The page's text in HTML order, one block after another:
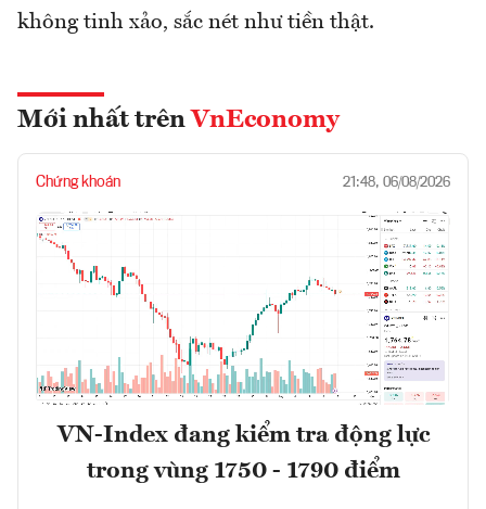
không tinh xảo, sắc nét như tiền thật.
Mới nhất trên VnEconomy
Chứng khoán 21:48, 06/08/2026
VN-Index đang kiểm tra động lực
trong vùng 1750 - 1790 điểm